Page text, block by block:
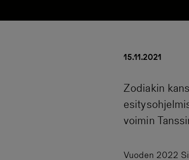
15.11.2021
Zodiakin
voimin
Vuoden 2022